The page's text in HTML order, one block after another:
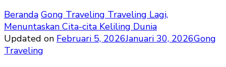
Beranda Gong Traveling Traveling Lagi,
Menuntaskan Cita-cita Keliling Dunia
Updated on Februari 5, 2026Januari 30, 2026Gong
Traveling